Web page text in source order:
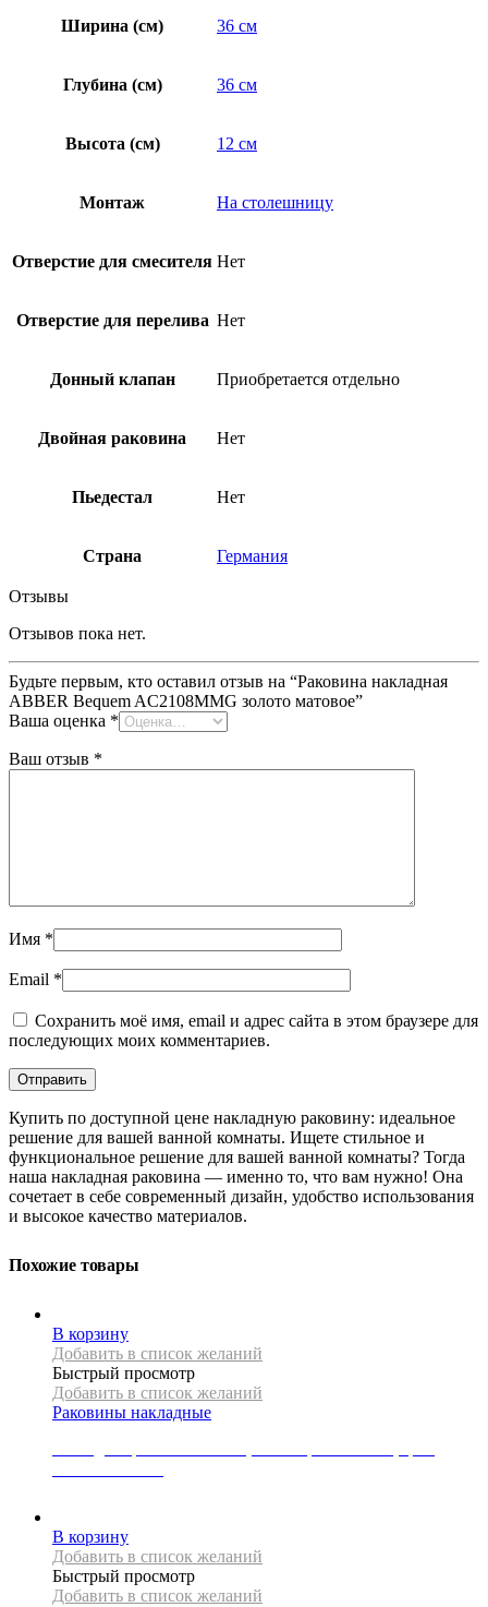
Ширина (см) 36 см
Глубина (см) 36 см
Высота (см) 12 см
Монтаж На столешницу
Отверстие для смесителя Нет
Отверстие для перелива Нет
Донный клапан Приобретается отдельно
Двойная раковина Нет
Пьедестал Нет
Страна Германия
Отзывы
Отзывов пока нет.
Будьте первым, кто оставил отзыв на “Раковина накладная
ABBER Bequem AC2108MMG золото матовое”
Ваша оценка *
Ваш отзыв *
Имя *
Email *
Сохранить моё имя, email и адрес сайта в этом браузере для
последующих моих комментариев.
Купить по доступной цене накладную раковину: идеальное
решение для вашей ванной комнаты. Ищете стильное и
функциональное решение для вашей ванной комнаты? Тогда
наша накладная раковина — именно то, что вам нужно! Она
сочетает в себе современный дизайн, удобство использования
и высокое качество материалов.
Похожие товары
В корзину
Добавить в список желаний
Быстрый просмотр
Добавить в список желаний
Раковины накладные
В корзину
Добавить в список желаний
Быстрый просмотр
Добавить в список желаний